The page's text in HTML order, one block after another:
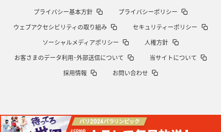
プライバシー基本方針
プライバシーポリシー
ウェブアクセシビリティの取り組み
セキュリティーポリシー
ソーシャルメディアポリシー
人権方針
お客さまのデータ利用･外部送信について
当サイトについて
採用情報
お問い合わせ